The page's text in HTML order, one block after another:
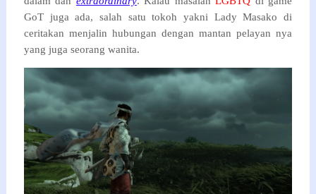
GoT juga ada, salah satu tokoh yakni Lady Masako di
ceritakan menjalin hubungan dengan mantan pelayan nya
yang juga seorang wanita.